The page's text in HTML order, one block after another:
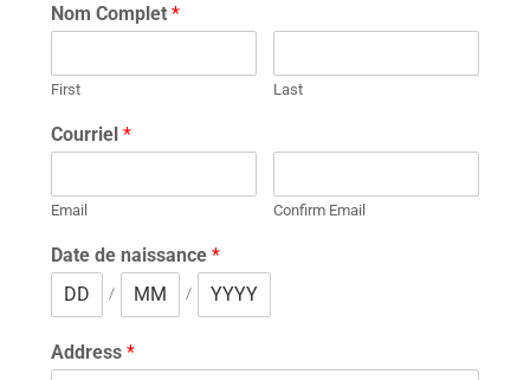
Nom Complet *
First Last
Courriel *
Email Confirm Email
Date de naissance *
/ /
Address *